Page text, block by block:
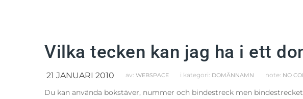
Vilka tecken kan jag ha i ett
21 JANUARI 2010 av: WEBSPACE i kategori: DOMÄNNAMN note: NO
Du kan använda bokstäver, nummer och bindestreck men